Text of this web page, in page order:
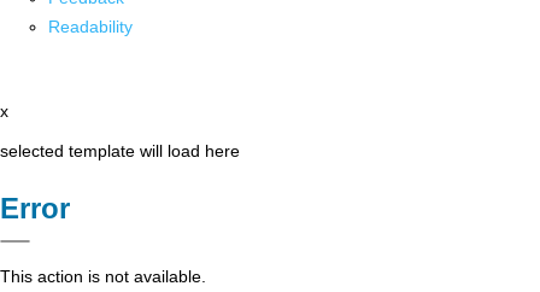
Readability
x
selected template will load here
Error
This action is not available.